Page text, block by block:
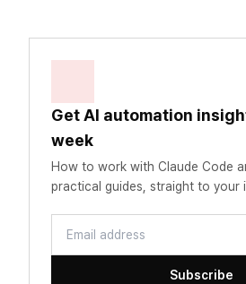
Get AI automation
week
How to work with Claude Code
practical guides, straight to your
Subscribe